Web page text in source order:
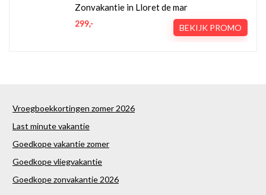
Zonvakantie in Lloret de mar
299,- BEKIJK PROMO
Vroegboekkortingen zomer 2026
Last minute vakantie
Goedkope vakantie zomer
Goedkope vliegvakantie
Goedkope zonvakantie 2026